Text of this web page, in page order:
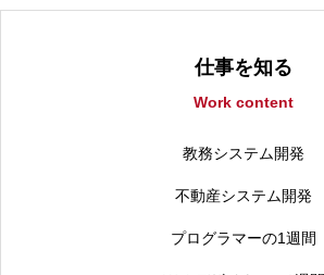
仕事を知る
Work content
教務システム開発
不動産システム開発
プログラマーの1週間